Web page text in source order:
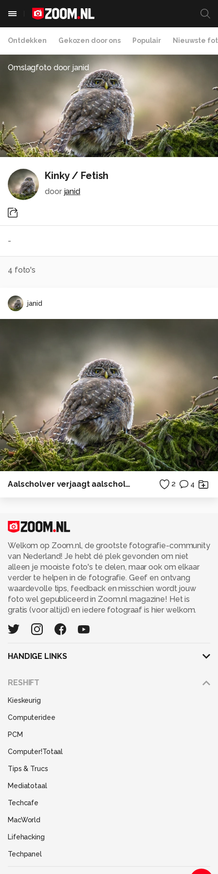
Ontdekken Gekozen door ons Populair Nieuwste
Omslagfoto door janid
Kinky / Fetish
door janid
-
4 foto's
janid
Aalscholver verjaagt aalscholver 2 4
Welkom op Zoom.nl, de grootste fotografie-community
van Nederland! Je hebt dé plek gevonden om niet
alleen je mooiste foto's te delen, maar ook om elkaar
verder te helpen in de fotografie. Geef en ontvang
waardevolle tips, feedback en misschien wordt jouw
foto wel gepubliceerd in Zoom.nl magazine! Het is
gratis (voor altijd) en iedere fotograaf is hier welkom.
HANDIGE LINKS
RESHIFT
Kieskeurig
Computeridee
PCM
Computer!Totaal
Tips & Trucs
Mediatotaal
Techcafe
MacWorld
Lifehacking
Techpanel